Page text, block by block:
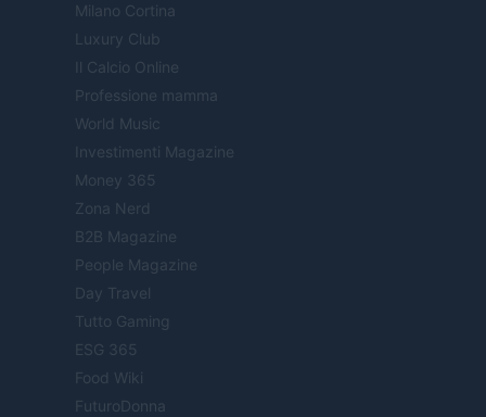
Milano Cortina
Luxury Club
Il Calcio Online
Professione mamma
World Music
Investimenti Magazine
Money 365
Zona Nerd
B2B Magazine
People Magazine
Day Travel
Tutto Gaming
ESG 365
Food Wiki
FuturoDonna